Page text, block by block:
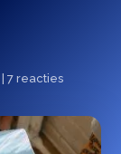
|7 reacties